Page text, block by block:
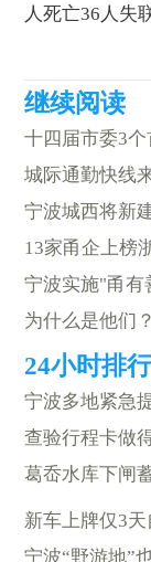
人死亡36人失
十四届市委3
城际通勤快线
宁波城西将新
13家甬企上榜
宁波实施"甬有
为什么是他们
宁波多地紧急
葛岙水库下闸
新车上牌仅3